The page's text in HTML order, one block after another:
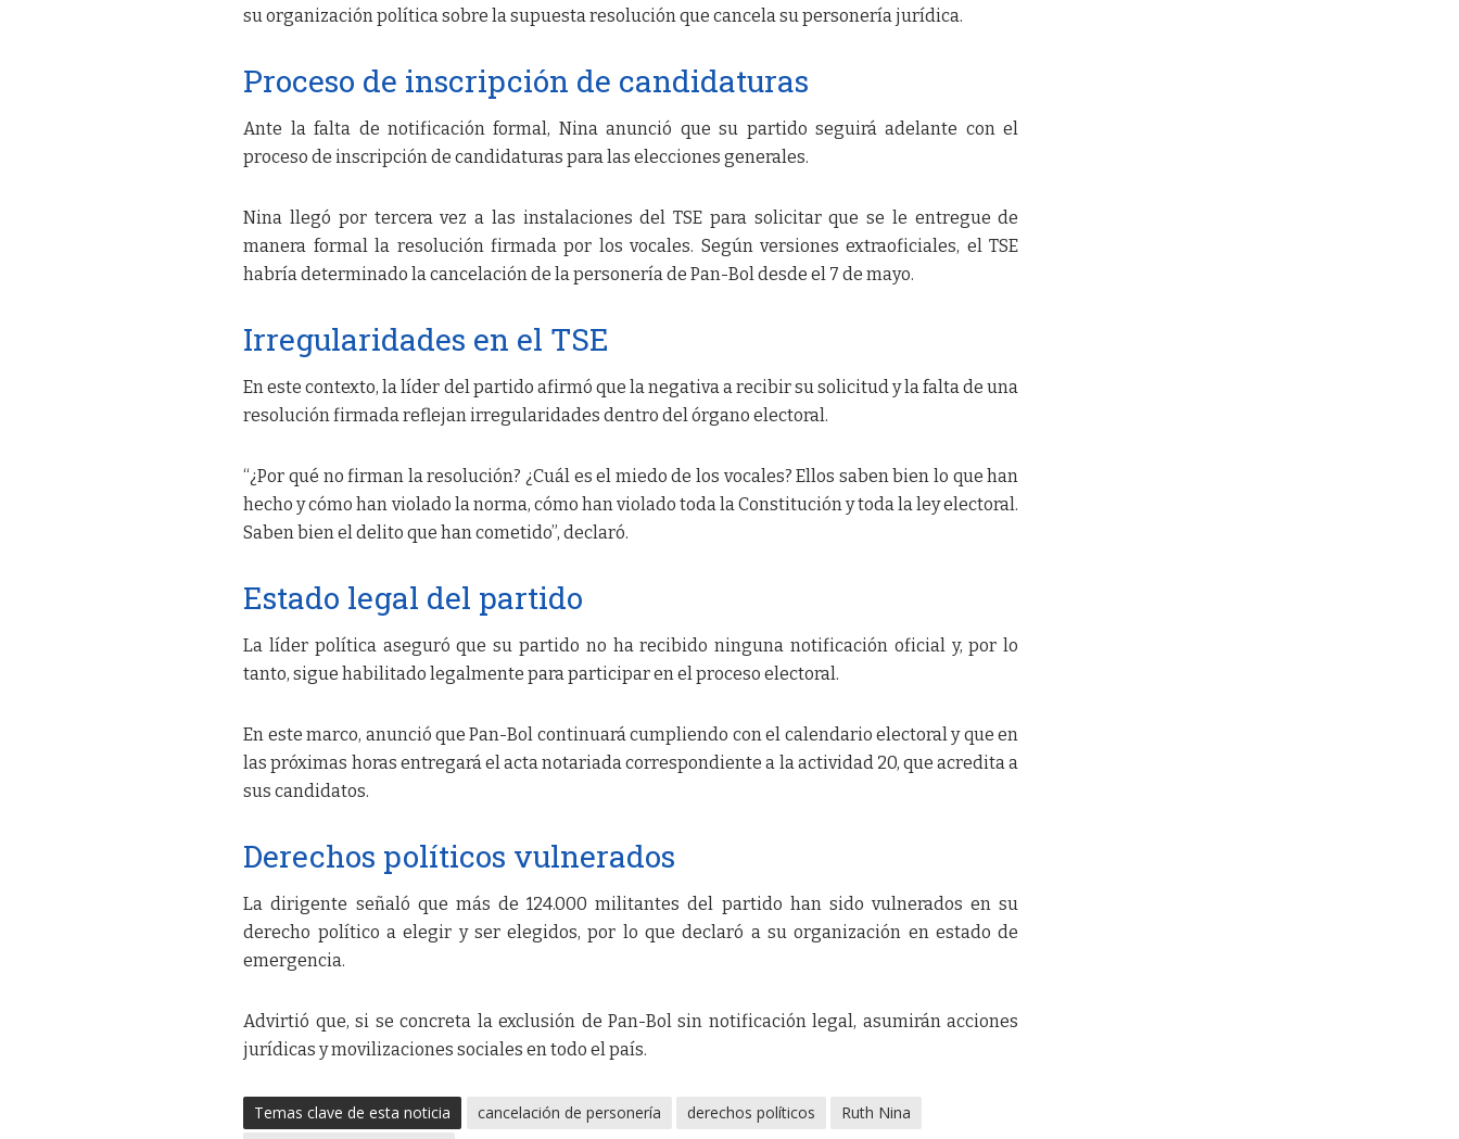
su organización política sobre la supuesta resolución que cancela su personería jurídica.
Proceso de inscripción de candidaturas
Ante la falta de notificación formal, Nina anunció que su partido seguirá adelante con el
proceso de inscripción de candidaturas para las elecciones generales.
Nina llegó por tercera vez a las instalaciones del TSE para solicitar que se le entregue de
manera formal la resolución firmada por los vocales. Según versiones extraoficiales, el TSE
habría determinado la cancelación de la personería de Pan-Bol desde el 7 de mayo.
Irregularidades en el TSE
En este contexto, la líder del partido afirmó que la negativa a recibir su solicitud y la falta de una
resolución firmada reflejan irregularidades dentro del órgano electoral.
“¿Por qué no firman la resolución? ¿Cuál es el miedo de los vocales? Ellos saben bien lo que han
hecho y cómo han violado la norma, cómo han violado toda la Constitución y toda la ley electoral.
Saben bien el delito que han cometido”, declaró.
Estado legal del partido
La líder política aseguró que su partido no ha recibido ninguna notificación oficial y, por lo
tanto, sigue habilitado legalmente para participar en el proceso electoral.
En este marco, anunció que Pan-Bol continuará cumpliendo con el calendario electoral y que en
las próximas horas entregará el acta notariada correspondiente a la actividad 20, que acredita a
sus candidatos.
Derechos políticos vulnerados
La dirigente señaló que más de 124.000 militantes del partido han sido vulnerados en su
derecho político a elegir y ser elegidos, por lo que declaró a su organización en estado de
emergencia.
Advirtió que, si se concreta la exclusión de Pan-Bol sin notificación legal, asumirán acciones
jurídicas y movilizaciones sociales en todo el país.
Temas clave de esta noticia cancelación de personería derechos políticos
Ruth Nina